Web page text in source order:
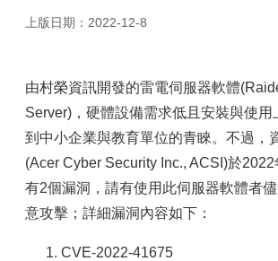
於
務
陣
容
服
務
上版日期：2022-12-8
由村榮資訊開發的雷電伺服器軟體
Server)，硬體設備需求低且安裝與使用
到中小企業與教育單位的青睞。不過，
(Acer Cyber Security Inc., ACSI)於
有2個漏洞，請有使用此伺服器軟體者
意攻擊；詳細漏洞內容如下：
CVE-2022-41675